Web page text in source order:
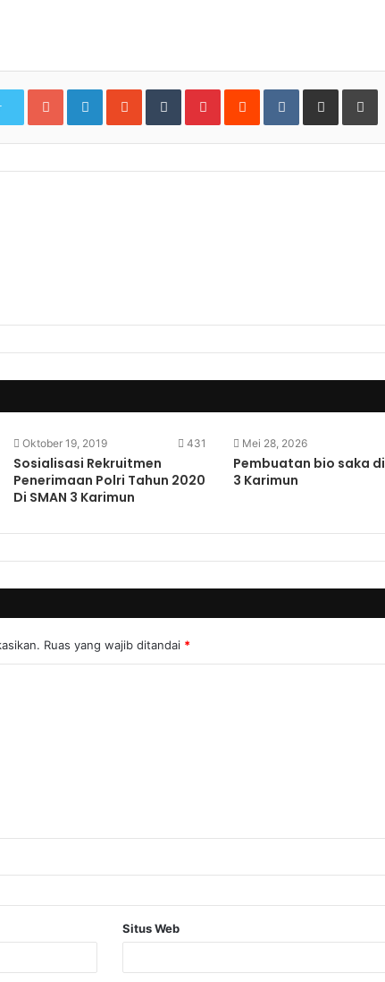
Google+LinkedInStumbleUpon
TumblrPinterestReddit VKontakte
Share via Email
Oktober 19, 2019 431
Sosialisasi Rekruitmen
Penerimaan Polri Tahun 2020
Di SMAN 3 Karimun
Mei 28, 2026
Pembuatan bio saka di
3 Karimun
Ruas yang wajib ditandai *
Situs Web